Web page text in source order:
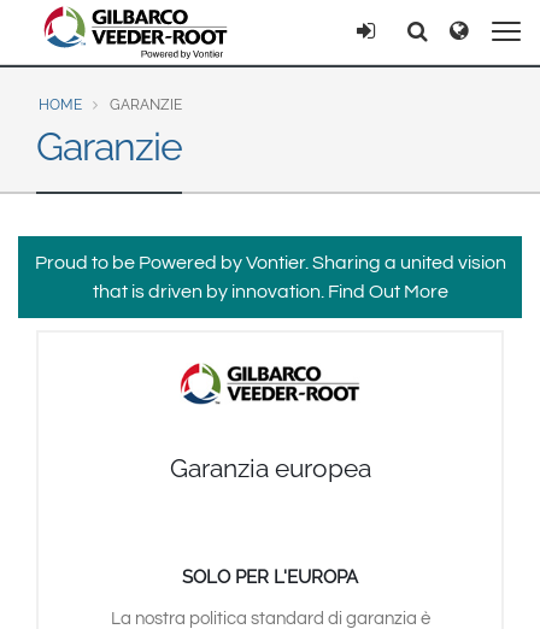
North America
United States
Canada
Latin America
Brazil
Português
Europe & CIS
English
Dansk
Srpski
Suomi
Svenska
India
Asia Pacific
Ricerca Ricerca
HOME GARANZIE
Garanzie
Proud to be Powered by Vontier. Sharing a united vision
that is driven by innovation. Find Out More
Garanzia europea
SOLO PER L'EUROPA
La nostra politica standard di garanzia è